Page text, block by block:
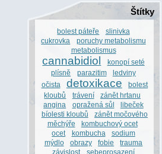
Štítky
bolest páteře
slinivka
cukrovka
poruchy metabolismu
metabolismus
cannabidiol
konopí seté
plísně
parazitim
ledviny
očista
detoxikace
bolest
kloubů
trávení
zánět hrtanu
angina
opražená sůl
libeček
bíolesti kloubů
zánět močového
měchýře
kombuchový ocet
ocet
kombucha
sodium
mýdlo
obrazy fobie
trauma
závislost
sebeprosazení